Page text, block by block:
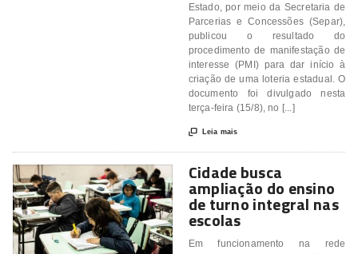
Estado, por meio da Secretaria de
Parcerias e Concessões (Separ),
publicou o resultado do
procedimento de manifestação de
interesse (PMI) para dar início à
criação de uma loteria estadual. O
documento foi divulgado nesta
terça-feira (15/8), no [...]
 Leia mais
Cidade busca
ampliação do ensino
de turno integral nas
escolas
Em funcionamento na rede